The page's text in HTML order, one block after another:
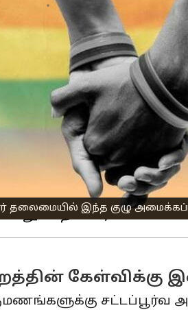
இந்த குழு
01:23 pm
"உண்மையான
அரசு இன்று(மே 3)
போது
திறப்பது,
அன்றாட
ஆஜரான
கேள்விக்கு
சட்டப்பூர்வ